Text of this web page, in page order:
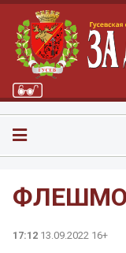
17:12 13.09.2022 16+